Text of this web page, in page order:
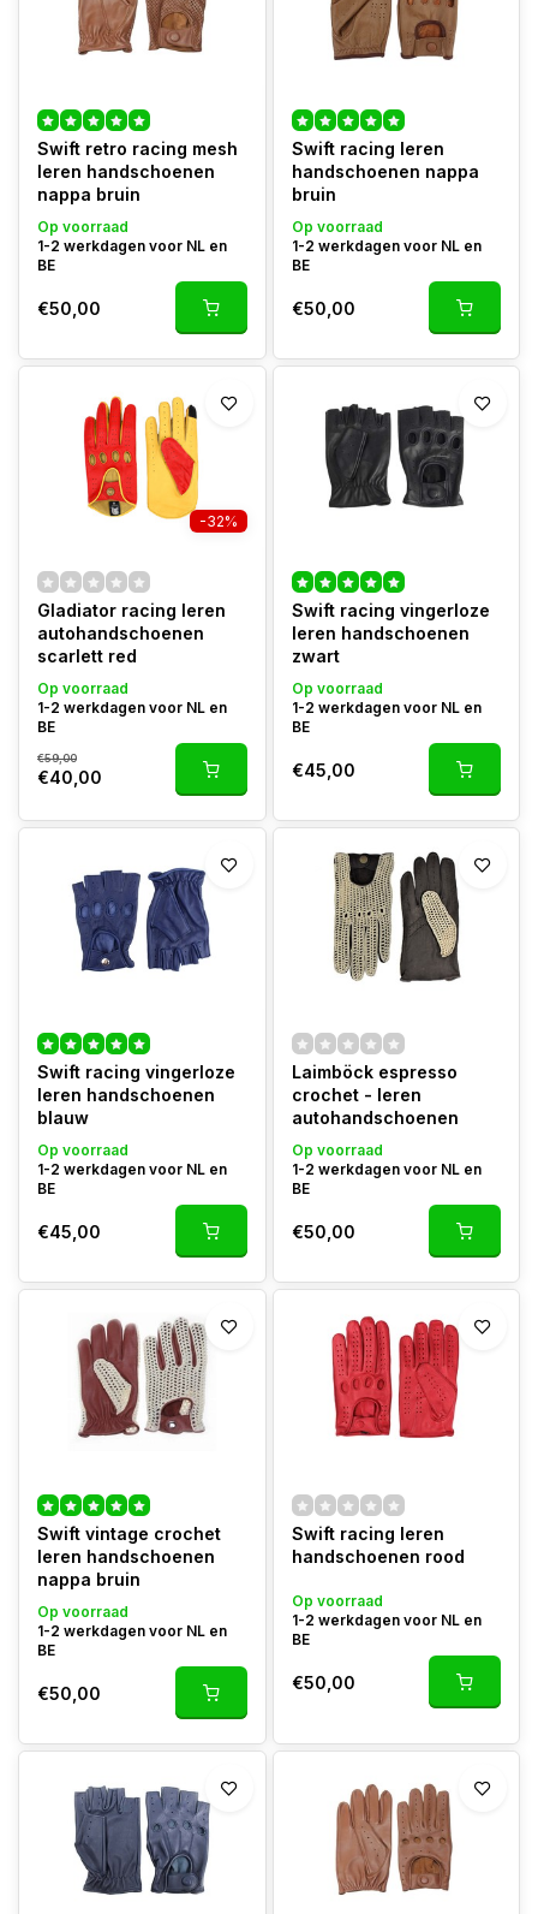
Swift retro racing mesh
leren handschoenen
nappa bruin
Op voorraad
1-2 werkdagen voor NL en
BE
€50,00
Swift racing leren
handschoenen nappa
bruin
Op voorraad
1-2 werkdagen voor NL en
BE
€50,00
-32%
Gladiator racing leren
autohandschoenen
scarlett red
Op voorraad
1-2 werkdagen voor NL en
BE
€59,00
€40,00
Swift racing vingerloze
leren handschoenen
zwart
Op voorraad
1-2 werkdagen voor NL en
BE
€45,00
Swift racing vingerloze
leren handschoenen
blauw
Op voorraad
1-2 werkdagen voor NL en
BE
€45,00
Laimböck espresso
crochet - leren
autohandschoenen
Op voorraad
1-2 werkdagen voor NL en
BE
€50,00
Swift vintage crochet
leren handschoenen
nappa bruin
Op voorraad
1-2 werkdagen voor NL en
BE
€50,00
Swift racing leren
handschoenen rood
Op voorraad
1-2 werkdagen voor NL en
BE
€50,00